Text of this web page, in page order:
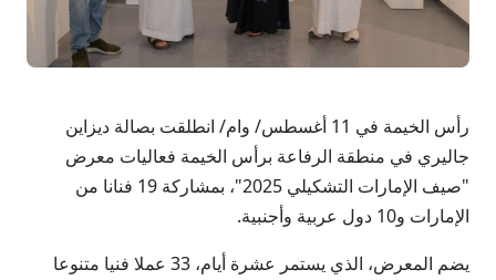
رأس الخيمة في 11 أغسطس/ وام/ انطلقت بصالة ديزاين
جاليري في منطقة الرفاعة برأس الخيمة فعاليات معرض
"صيف الإمارات التشكيلي 2025"، بمشاركة 19 فنانا من
الإمارات و10 دول عربية وأجنبية.
يضم المعرض، الذي يستمر عشرة أيام، 33 عملا فنيا متنوعا